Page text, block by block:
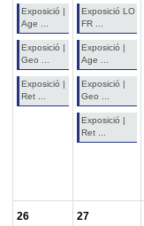
Exposició |
Age ...
Exposició |
Geo ...
Exposició |
Ret ...
Exposició LO
FR ...
Exposició |
Age ...
Exposició |
Geo ...
Exposició |
Ret ...
26 27